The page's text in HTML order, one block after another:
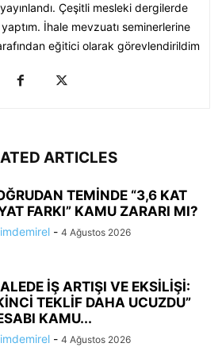
Çeşitli mesleki dergilerde
İhale mevzuatı seminerlerine
eğitici olarak görevlendirildim
ARTICLES
TEMİNDE “3,6 KAT
FARKI” KAMU ZARARI MI?
- 4 Ağustos 2026
İŞ ARTIŞI VE EKSİLİŞİ:
TEKLİF DAHA UCUZDU”
KAMU...
- 4 Ağustos 2026